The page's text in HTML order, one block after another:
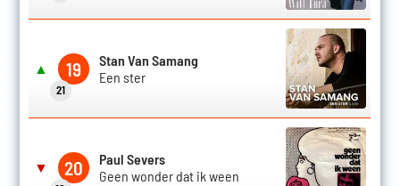
▲ 19
21
Stan Van Samang
Een ster
▼ 20
Paul Severs
Geen wonder dat ik ween